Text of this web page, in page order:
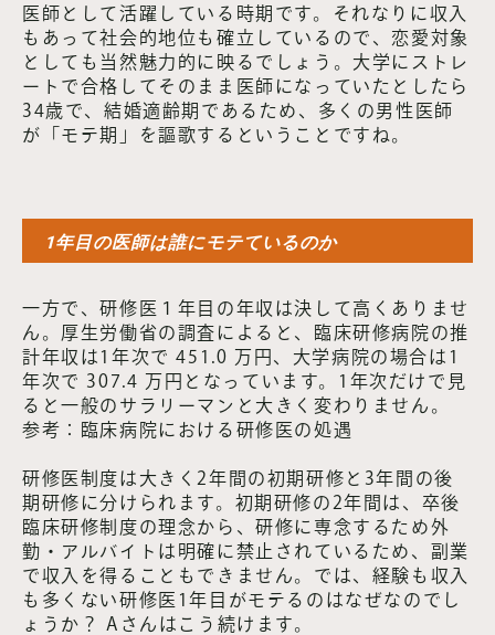
医師として活躍している時期です。それなりに収入
もあって社会的地位も確立しているので、恋愛対象
としても当然魅力的に映るでしょう。大学にストレ
ートで合格してそのまま医師になっていたとしたら
34歳で、結婚適齢期であるため、多くの男性医師
が「モテ期」を謳歌するということですね。
1年目の医師は誰にモテているのか
一方で、研修医１年目の年収は決して高くありませ
ん。厚生労働省の調査によると、臨床研修病院の推
計年収は1年次で 451.0 万円、大学病院の場合は1
年次で 307.4 万円となっています。1年次だけで見
ると一般のサラリーマンと大きく変わりません。
参考：臨床病院における研修医の処遇
研修医制度は大きく2年間の初期研修と3年間の後
期研修に分けられます。初期研修の2年間は、卒後
臨床研修制度の理念から、研修に専念するため外
勤・アルバイトは明確に禁止されているため、副業
で収入を得ることもできません。では、経験も収入
も多くない研修医1年目がモテるのはなぜなのでし
ょうか？ Aさんはこう続けます。